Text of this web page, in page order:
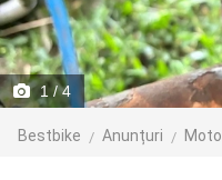
1/ 4
Bestbike Anunțuri Moto